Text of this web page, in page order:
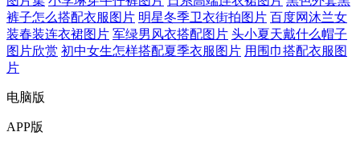
裤子怎么搭配衣服图片 明星冬季卫衣街拍图片 百度网沐兰女
装春装连衣裙图片 军绿男风衣搭配图片 头小夏天戴什么帽子
图片欣赏 初中女生怎样搭配夏季衣服图片 用围巾搭配衣服图
片
电脑版
APP版